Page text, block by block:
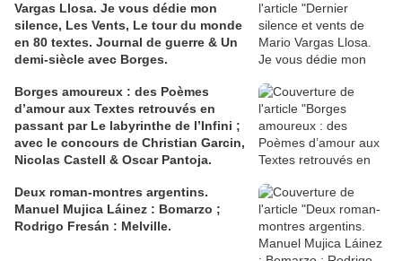
Vargas Llosa. Je vous dédie mon
silence, Les Vents, Le tour du monde
en 80 textes. Journal de guerre & Un
demi-siècle avec Borges.
Borges amoureux : des Poèmes
d’amour aux Textes retrouvés en
passant par Le labyrinthe de l’Infini ;
avec le concours de Christian Garcin,
Nicolas Castell & Oscar Pantoja.
Deux roman-montres argentins.
Manuel Mujica Láinez : Bomarzo ;
Rodrigo Fresán : Melville.